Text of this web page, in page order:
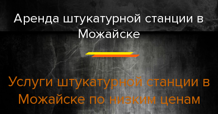
Аренда штукатурной станции в
Можайске
Услуги штукатурной станции в
Можайске по низким ценам